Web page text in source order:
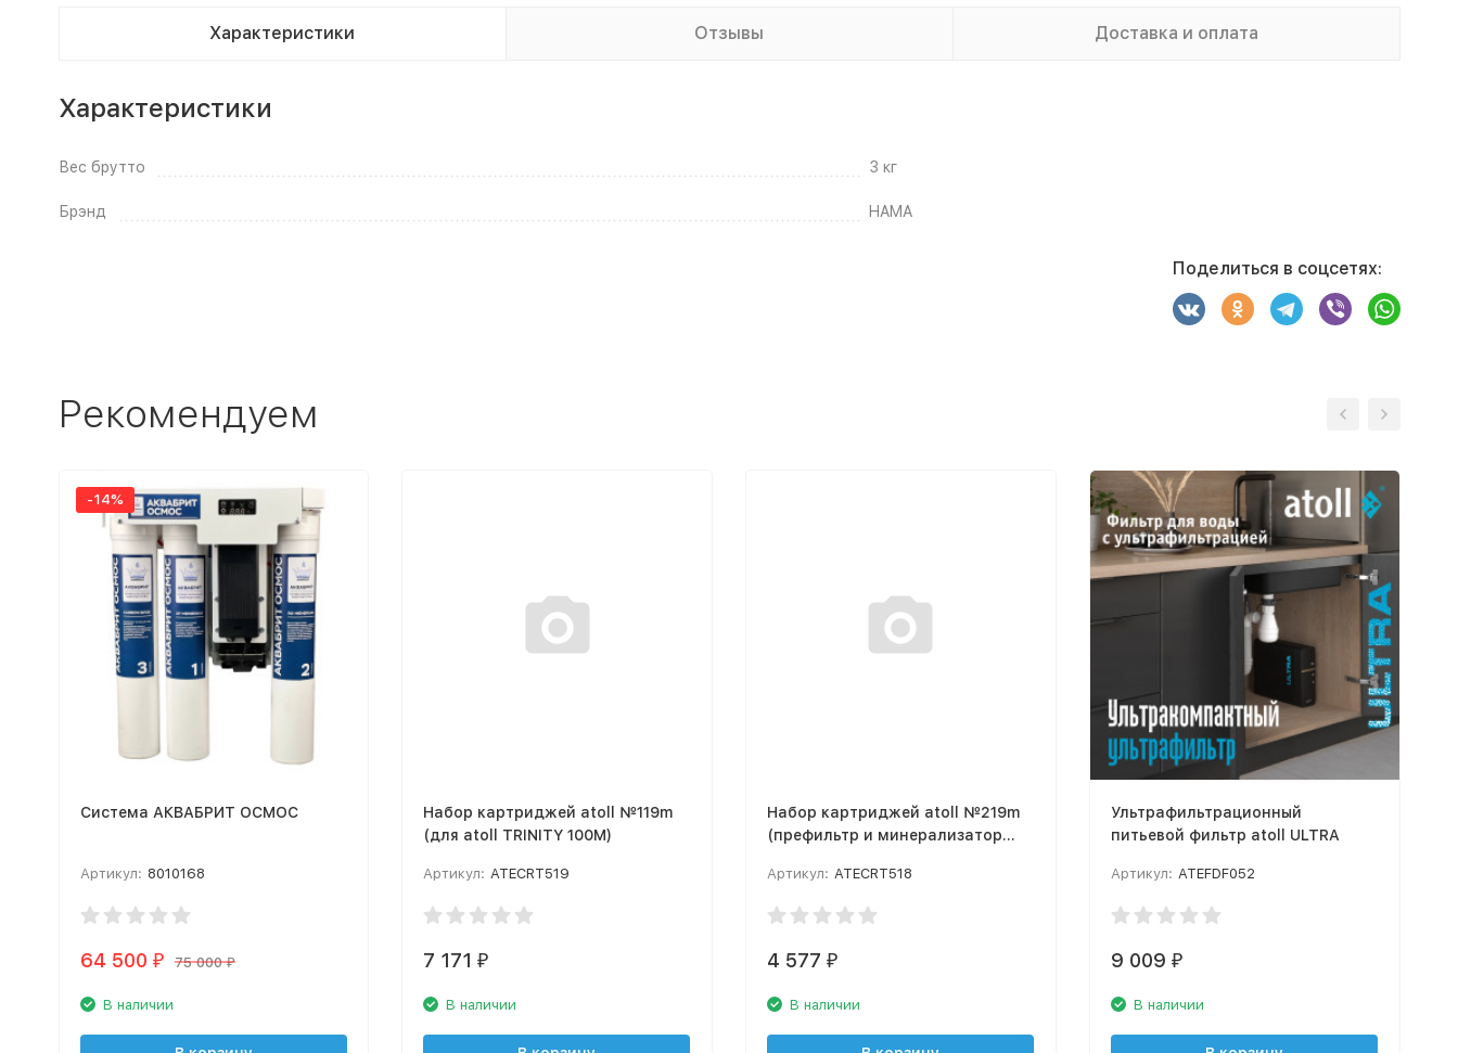
Характеристики Отзывы Доставка и оплата
Характеристики
Вес брутто 3 кг
Брэнд HAMA
Поделиться в соцсетях:
Рекомендуем
-14%
Система АКВАБРИТ ОСМОС
Артикул: 8010168
64 500 ₽ 75 000 ₽
В наличии
Набор картриджей atoll №119m
(для atoll TRINITY 100M)
Артикул: ATECRT519
7 171 ₽
В наличии
Набор картриджей atoll №219m
(префильтр и минерализатор
Артикул: ATECRT518
4 577 ₽
В наличии
Ультрафильтрационный
питьевой фильтр atoll ULTRA
Артикул: ATEFDF052
9 009 ₽
В наличии